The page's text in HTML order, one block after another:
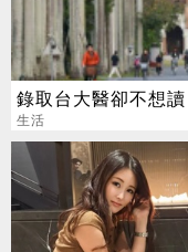
錄取台大醫卻不想
生活